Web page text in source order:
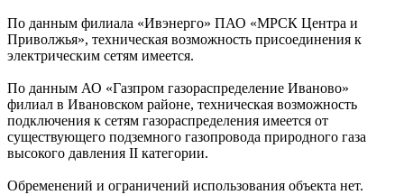
По данным филиала «Ивэнерго» ПАО «МРСК Центра и
Приволжья», техническая возможность присоединения к
электрическим сетям имеется.
По данным АО «Газпром газораспределение Иваново»
филиал в Ивановском районе, техническая возможность
подключения к сетям газораспределения имеется от
существующего подземного газопровода природного газа
высокого давления II категории.
Обременений и ограничений использования объекта нет.